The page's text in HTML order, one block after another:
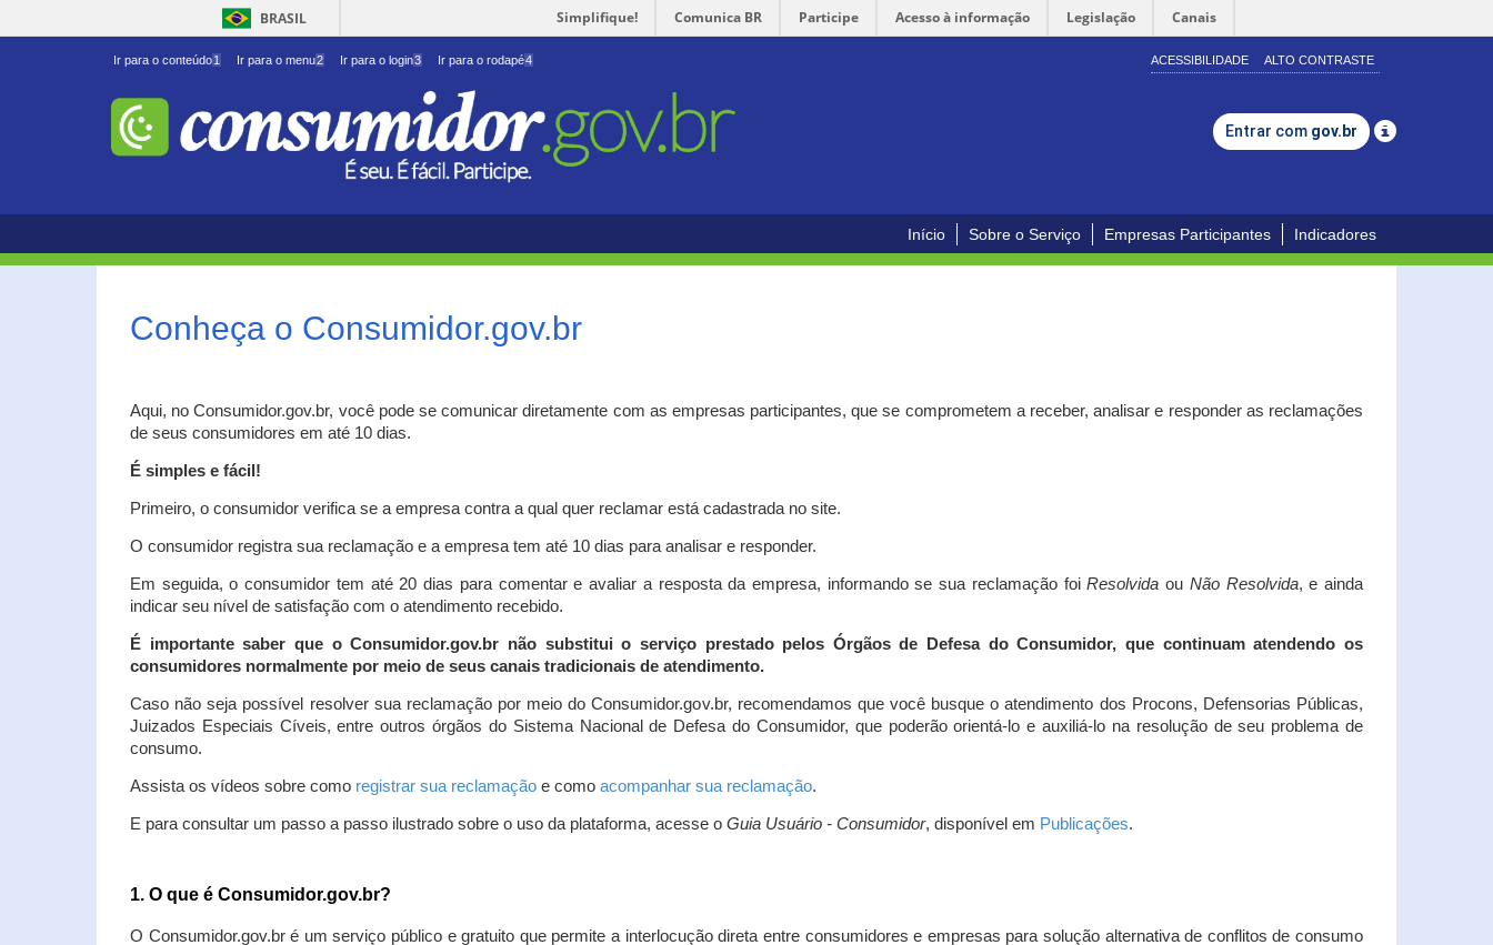
BRASIL Simplifique! Comunica BR Participe Acesso à informação Legislação Canais
Ir para o conteúdo1 Ir para o menu2 Ir para o login3 Ir para o rodapé4 ACESSIBILIDADE ALTO CONTRASTE
Entrar com gov.br
Início Sobre o Serviço Empresas Participantes Indicadores
Conheça o Consumidor.gov.br
Aqui, no Consumidor.gov.br, você pode se comunicar diretamente com as empresas participantes, que se comprometem a receber, analisar e responder as reclamações
de seus consumidores em até 10 dias.
É simples e fácil!
Primeiro, o consumidor verifica se a empresa contra a qual quer reclamar está cadastrada no site.
O consumidor registra sua reclamação e a empresa tem até 10 dias para analisar e responder.
Em seguida, o consumidor tem até 20 dias para comentar e avaliar a resposta da empresa, informando se sua reclamação foiResolvida ou Não Resolvida, e ainda
indicar seu nível de satisfação com o atendimento recebido.
É importante saber que o Consumidor.gov.br não substitui o serviço prestado pelos Órgãos de Defesa do Consumidor, que continuam atendendo os
consumidores normalmente por meio de seus canais tradicionais de atendimento.
Caso não seja possível resolver sua reclamação por meio do Consumidor.gov.br, recomendamos que você busque o atendimento dos Procons, Defensorias Públicas,
Juizados Especiais Cíveis, entre outros órgãos do Sistema Nacional de Defesa do Consumidor, que poderão orientá-lo e auxiliá-lo na resolução de seu problema de
consumo.
Assista os vídeos sobre como registrar sua reclamação e como acompanhar sua reclamação.
E para consultar um passo a passo ilustrado sobre o uso da plataforma, acesse o Guia Usuário - Consumidor, disponível em Publicações.
1. O que é Consumidor.gov.br?
O Consumidor.gov.br é um serviço público e gratuito que permite a interlocução direta entre consumidores e empresas para solução alternativa de conflitos de consumo